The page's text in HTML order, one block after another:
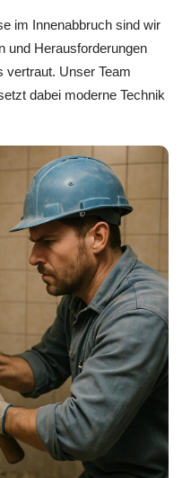
im Innenabbruch sind wir
und Herausforderungen
vertraut. Unser Team
dabei moderne Technik